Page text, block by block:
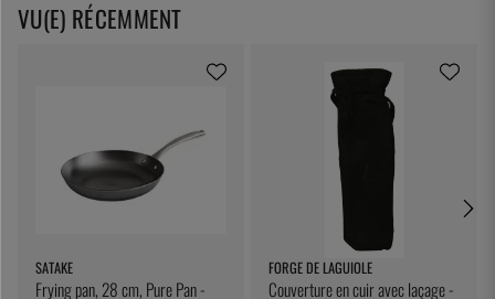
VU(E) RÉCEMMENT
SATAKE
Frying pan, 28 cm, Pure Pan -
FORGE DE LAGUIOLE
Couverture en cuir avec laçage -